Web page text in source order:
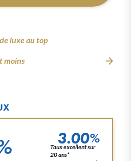
luxe au top
moins
3.00%
Taux excellent sur
20 ans*